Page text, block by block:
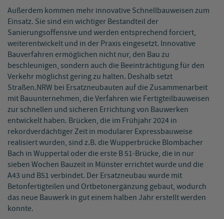
Außerdem kommen mehr innovative Schnellbauweisen zum
Einsatz. Sie sind ein wichtiger Bestandteil der
Sanierungsoffensive und werden entsprechend forciert,
weiterentwickelt und in der Praxis eingesetzt. Innovative
Bauverfahren ermöglichen nicht nur, den Bau zu
beschleunigen, sondern auch die Beeinträchtigung für den
Verkehr möglichst gering zu halten. Deshalb setzt
Straßen.NRW bei Ersatzneubauten auf die Zusammenarbeit
mit Bauunternehmen, die Verfahren wie Fertigteilbauweisen
zur schnellen und sicheren Errichtung von Bauwerken
entwickelt haben. Brücken, die im Frühjahr 2024 in
rekordverdächtiger Zeit in modularer Expressbauweise
realisiert wurden, sind z.B. die Wupperbrücke Blombacher
Bach in Wuppertal oder die erste B 51-Brücke, die in nur
sieben Wochen Bauzeit in Münster errichtet wurde und die
A43 und B51 verbindet. Der Ersatzneubau wurde mit
Betonfertigteilen und Ortbetonergänzung gebaut, wodurch
das neue Bauwerk in gut einem halben Jahr erstellt werden
konnte.